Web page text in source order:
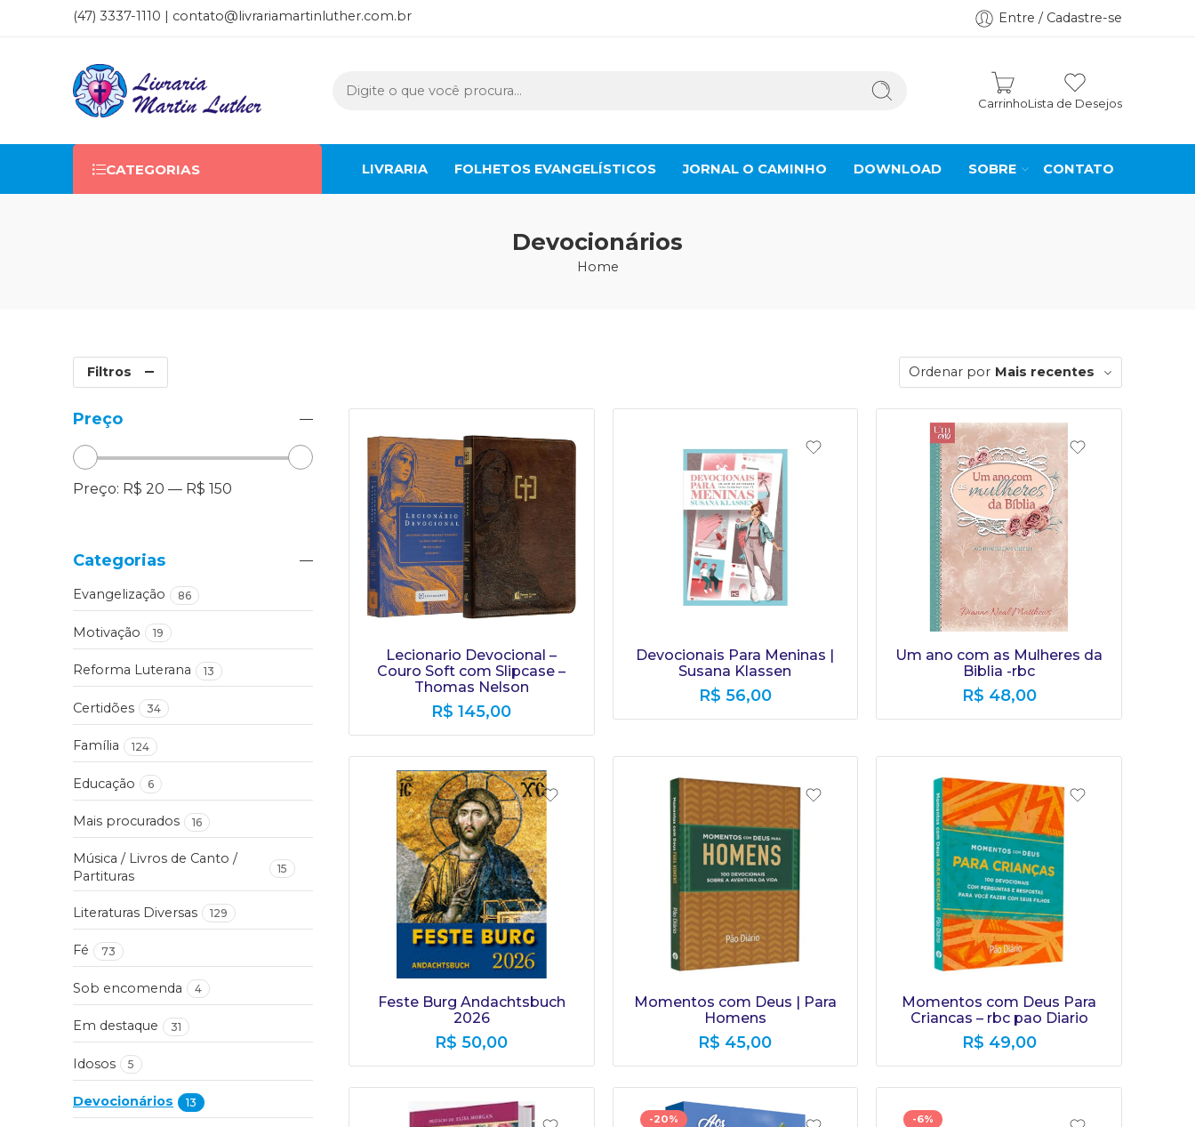
(47) 3337-1110 | contato@livrariamartinluther.com.br Entre / Cadastre-se
CarrinhoLista de Desejos
CATEGORIAS LIVRARIA FOLHETOS EVANGELÍSTICOS JORNAL O CAMINHO DOWNLOAD SOBRE CONTATO
Devocionários
Home
Filtros Ordenar por Mais recentes
Lecionario Devocional –
Couro Soft com Slipcase –
Thomas Nelson
R$ 145,00
Devocionais Para Meninas |
Susana Klassen
R$ 56,00
Um ano com as Mulheres da
Biblia -rbc
R$ 48,00
Feste Burg Andachtsbuch
2026
R$ 50,00
Momentos com Deus | Para
Homens
R$ 45,00
Momentos com Deus Para
Criancas – rbc pao Diario
R$ 49,00
-20% -6%
Preço
Preço: R$ 20 — R$ 150
Categorias
Evangelização 86
Motivação 19
Reforma Luterana 13
Certidões 34
Família 124
Educação 6
Mais procurados 16
Música / Livros de Canto /
Partituras
15
Literaturas Diversas 129
Fé 73
Sob encomenda 4
Em destaque 31
Idosos 5
Devocionários 13